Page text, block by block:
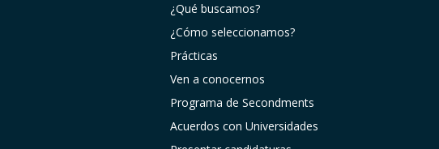
¿Qué buscamos?
¿Cómo seleccionamos?
Prácticas
Ven a conocernos
Programa de Secondments
Acuerdos con Universidades